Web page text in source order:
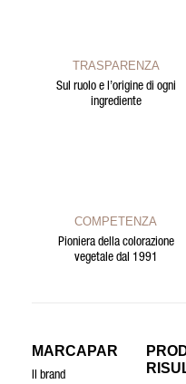
TRASPARENZA
Sul ruolo e l’origine di ogni
ingrediente
COMPETENZA
Pioniera della colorazione
vegetale dal 1991
MARCAPAR
Il brand